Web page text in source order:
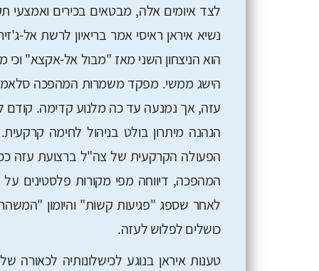
לצד איומים אלה, מבטאים בכירים ואמצעי
נשיא איראן ראיסי אמר בריאיון לרשת אל-
הישג ממשי. מפקד משמרות המהפכה סלאמי
עזה, אך נמנעה עד כה מלנוע קדימה. קודם
הנהנה מיתרון בולט בניהול לחימה
הפעולה הקרקעית של צה"ל ברצועת עזה
המהפכה, דיווחה מפי מקורות פלסטינים
לאחר שספג "פגיעות קשות" והיומון
כושלים לפלוש לעזה.
טענות איראן בנוגע לכישלונותיה לכאורה